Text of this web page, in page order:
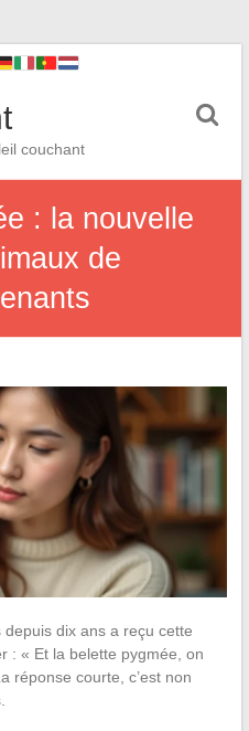
couchant
: la nouvelle
de
dix ans a reçu cette
: « Et la belette pygmée, on
réponse courte, c’est non